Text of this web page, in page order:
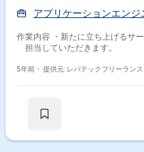
アプリケーションエンジ
作業内容 ・新たに立ち上げるサ
担当していただきます。
5年前・ 提供元: レバテックフリーランス